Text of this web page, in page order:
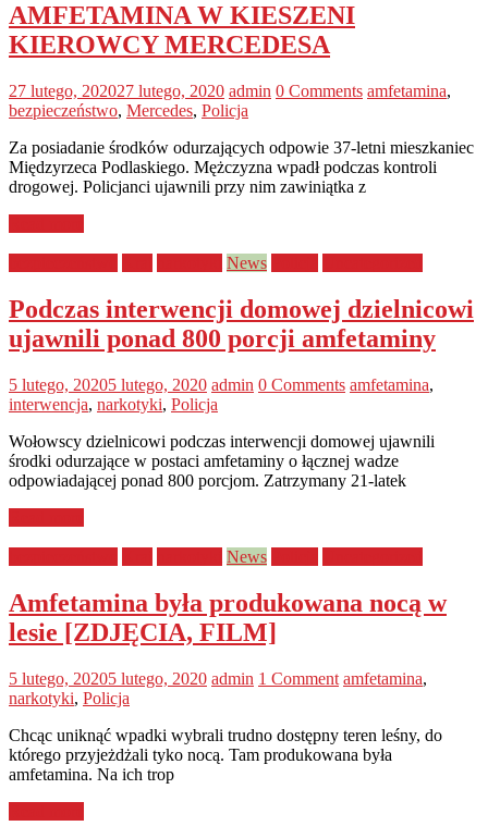
AMFETAMINA W KIESZENI
KIEROWCY MERCEDESA
27 lutego, 202027 lutego, 2020 admin 0 Comments amfetamina,
bezpieczeństwo, Mercedes, Policja
Za posiadanie środków odurzających odpowie 37-letni mieszkaniec
Międzyrzeca Podlaskiego. Mężczyzna wpadł podczas kontroli
drogowej. Policjanci ujawnili przy nim zawiniątka z
News
Podczas interwencji domowej dzielnicowi
ujawnili ponad 800 porcji amfetaminy
5 lutego, 20205 lutego, 2020 admin 0 Comments amfetamina,
interwencja, narkotyki, Policja
Wołowscy dzielnicowi podczas interwencji domowej ujawnili
środki odurzające w postaci amfetaminy o łącznej wadze
odpowiadającej ponad 800 porcjom. Zatrzymany 21-latek
News
Amfetamina była produkowana nocą w
lesie [ZDJĘCIA, FILM]
5 lutego, 20205 lutego, 2020 admin 1 Comment amfetamina,
narkotyki, Policja
Chcąc uniknąć wpadki wybrali trudno dostępny teren leśny, do
którego przyjeżdżali tyko nocą. Tam produkowana była
amfetamina. Na ich trop